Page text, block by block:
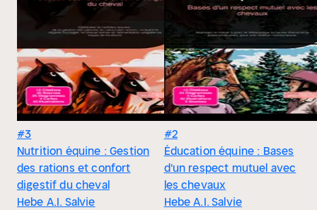
#3
Nutrition équine : Gestion
des rations et confort
digestif du cheval
Hebe A.I. Salvie
#2
Éducation équine : Bases
d'un respect mutuel avec
les chevaux
Hebe A.I. Salvie